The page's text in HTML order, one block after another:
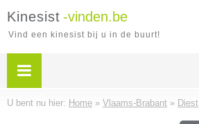
Kinesist -vinden.be
Vind een kinesist bij u in de buurt!
U bent nu hier: Home » Vlaams-Brabant » Diest